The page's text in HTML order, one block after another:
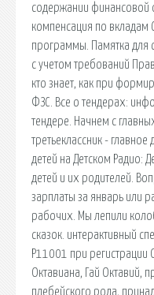
содержании финансовой
компенсация по вкладам
программы. Памятка для
с учетом требований
кто знает, как при
ФЗС. Все о тендерах:
тендере. Начнем с
третьеклассник -
детей на Детском Радио:
детей и их родителей.
зарплаты за январь или
рабочих. Мы лепили
сказок. интерактивный
Р11001 при
Октавиана, Гай Октавий,
плебейского рода,